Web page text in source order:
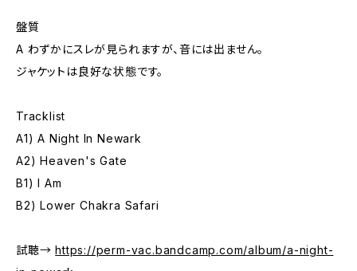
盤質
A わずかにスレが見られますが、音には出ません。
ジャケットは良好な状態です。
Tracklist
A1) A Night In Newark
A2) Heaven's Gate
B1) I Am
B2) Lower Chakra Safari
試聴→https://perm-vac.bandcamp.com/album/a-night-